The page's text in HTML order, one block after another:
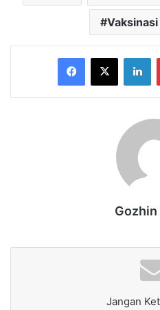
Facebook
X
Gozhin
Jangan